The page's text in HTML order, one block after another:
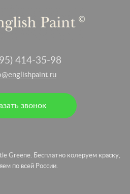
414-35-98
звонок
Greene. Бесплатно колеруем краску,
по всей России.